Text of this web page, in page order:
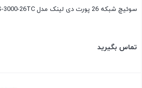
سوئیچ شبکه 26 پورت دی لینک مدل D-Link DGS-3000-26TC
تماس بگیرید